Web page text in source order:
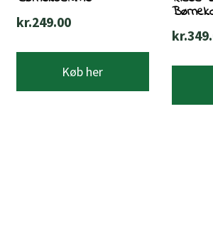
kr.249.00
Køb her
kr.